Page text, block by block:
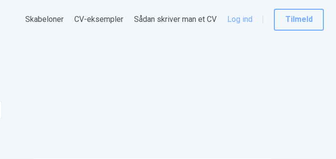
Skabeloner CV-eksempler Sådan skriver man et CV Log ind Tilmeld